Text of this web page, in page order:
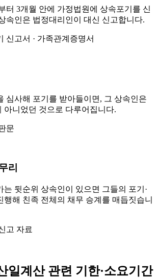
터 3개월 안에 가정법원에 상속포기를 신
속인은 법정대리인이 대신 신고합니다.
신고서 · 가족관계증명서
심사해 포기를 받아들이면, 그 상속인은
아니었던 것으로 다루어집니다.
문
리
는 뒷순위 상속인이 있으면 그들의 포기·
행해 친족 전체의 채무 승계를 매듭짓습니
고 자료
일계산 관련 기한·소요기간